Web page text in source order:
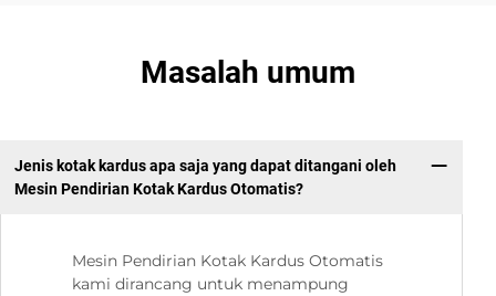
Masalah umum
Jenis kotak kardus apa saja yang dapat ditangani oleh
Mesin Pendirian Kotak Kardus Otomatis?
Mesin Pendirian Kotak Kardus Otomatis
kami dirancang untuk menampung